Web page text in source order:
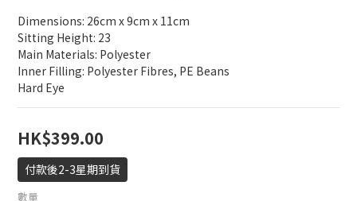
Dimensions: 26cm x 9cm x 11cm
Sitting Height: 23
Main Materials: Polyester
Inner Filling: Polyester Fibres, PE Beans
Hard Eye
HK$399.00
付款後2-3星期到貨
數量